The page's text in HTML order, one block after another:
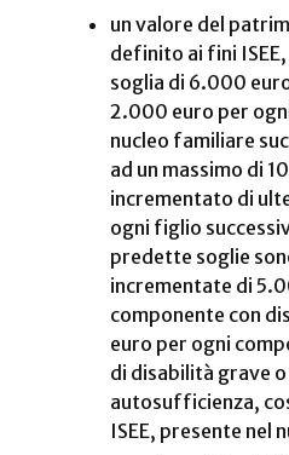
un valore del
definito ai fini
soglia di 6.000
2.000 euro per
nucleo familiare
ad un massimo di
incrementato di
ogni figlio
predette soglie
incrementate di
componente con
euro per ogni
di disabilità grave o
autosufficienza,
ISEE, presente nel